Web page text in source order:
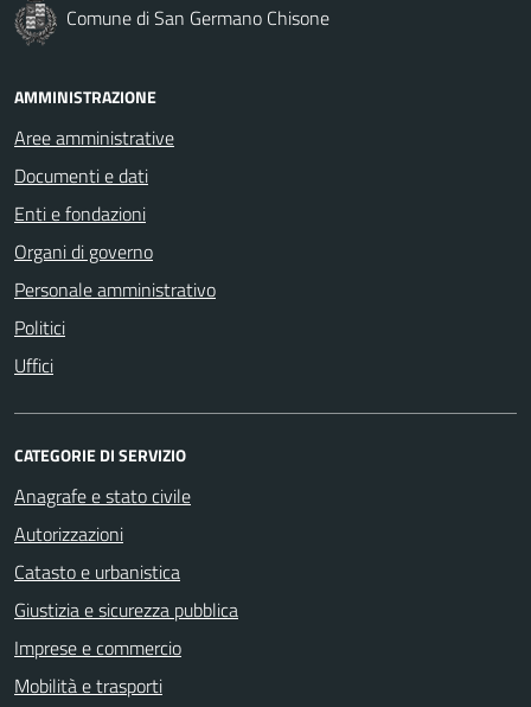
Comune di San Germano Chisone
AMMINISTRAZIONE
Aree amministrative
Documenti e dati
Enti e fondazioni
Organi di governo
Personale amministrativo
Politici
Uffici
CATEGORIE DI SERVIZIO
Anagrafe e stato civile
Autorizzazioni
Catasto e urbanistica
Giustizia e sicurezza pubblica
Imprese e commercio
Mobilità e trasporti